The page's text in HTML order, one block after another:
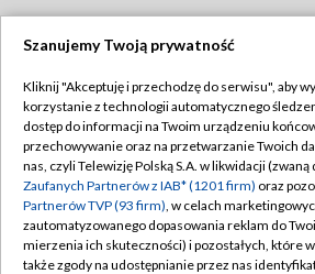
TVP
Abonament TVP
Emisja w TVP
Centrum informacji TVP
Naziemna Telewizja Cyfrowa
Regulamin TVP
Polityka
Moje zgody
Pomoc
Szanujemy Twoją prywatność
Kliknij "Akceptuję i przechodzę do serwisu", aby
korzystanie z technologii automatycznego
dostęp do informacji na Twoim urządzeniu
przechowywanie oraz na przetwarzanie Twoich
nas, czyli Telewizję Polską S.A. w likwidacji (zwaną
Zaufanych Partnerów z IAB* (1201 firm) oraz
Partnerów TVP (93 firm), w celach
zautomatyzowanego dopasowania reklam do
mierzenia ich skuteczności) i pozostałych, które
także zgody na udostępnianie przez nas